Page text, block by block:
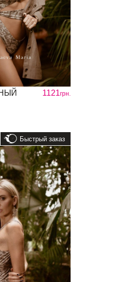
1121грн.
Быстрый заказ